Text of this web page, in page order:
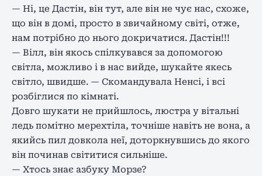
— Ні, це Дастін, він тут, але він не чує нас, схоже,
що він в домі, просто в звичайному світі, отже,
нам потрібно до нього докричатися. Дастін!!!
— Вілл, він якось спілкувався за допомогою
світла, можливо і в нас вийде, шукайте якесь
світло, швидше. — Скомандувала Ненсі, і всі
розбіглися по кімнаті.
Довго шукати не прийшлось, люстра у вітальні
ледь помітно мерехтіла, точніше навіть не вона, а
якийсь пил довкола неї, доторкнувшись до якого
він починав світитися сильніше.
— Хтось знає азбуку Морзе?